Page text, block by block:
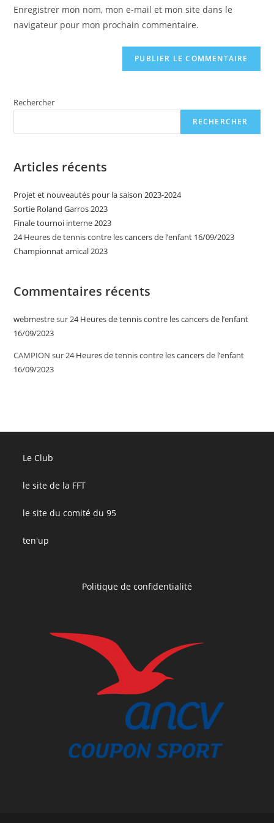
votre
(facultatif)
Enregistrer mon nom, mon e-mail et mon site dans le
navigateur pour mon prochain commentaire.
Rechercher
RECHERCHER
Articles récents
Projet et nouveautés pour la saison 2023-2024
Sortie Roland Garros 2023
Finale tournoi interne 2023
24 Heures de tennis contre les cancers de l’enfant 16/09/2023
Championnat amical 2023
Commentaires récents
webmestresur 24 Heures de tennis contre les cancers de l’enfant
16/09/2023
CAMPION sur 24 Heures de tennis contre les cancers de l’enfant
16/09/2023
Le Club
le site de la FFT
le site du comité du 95
ten'up
Politique de confidentialité